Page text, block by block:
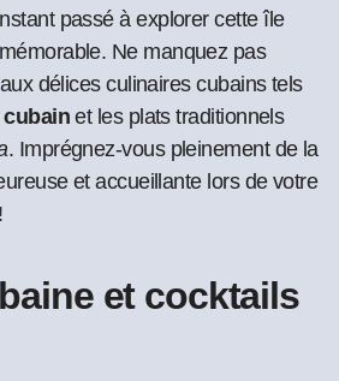
passé à explorer cette île
Ne manquez pas
délices culinaires cubains tels
et les plats traditionnels
. Imprégnez-vous pleinement de la
et accueillante lors de votre
et cocktails